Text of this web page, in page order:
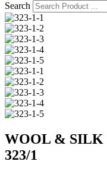
Search
WOOL & SILK
323/1